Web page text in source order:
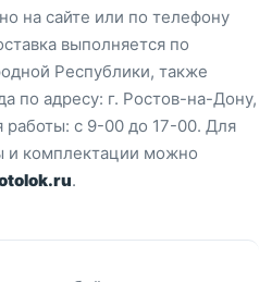
на сайте или по телефону
выполняется по
Республики, также
по адресу: г. Ростов-на-Дону,
с 9-00 до 17-00. Для
и комплектации можно
.